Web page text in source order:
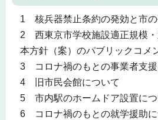
1 核兵器禁止条約の発効と市の
2 西東京市学校施設適正規模・
本方針（案）のパブリックコメ
3 コロナ禍のもとの事業者支援
4 旧市民会館について
5 市内駅のホームドア設置につ
6 コロナ禍のもとの就学援助に